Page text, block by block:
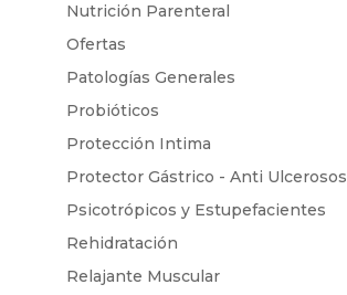
Nutrición Parenteral
Ofertas
Patologías Generales
Probióticos
Protección Intima
Protector Gástrico - Anti Ulcerosos
Psicotrópicos y Estupefacientes
Rehidratación
Relajante Muscular